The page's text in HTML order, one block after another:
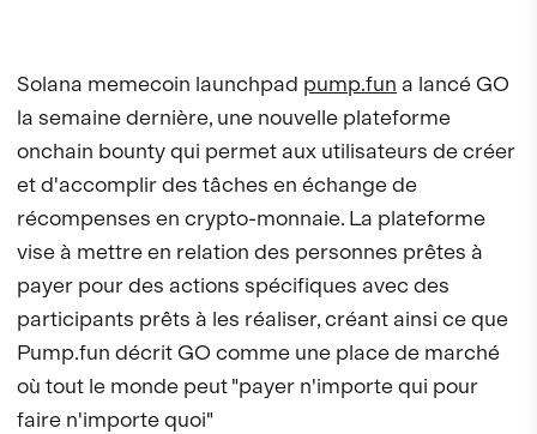
Solana memecoin launchpad pump.fun a lancé GO
la semaine dernière, une nouvelle plateforme
onchain bounty qui permet aux utilisateurs de créer
et d'accomplir des tâches en échange de
récompenses en crypto-monnaie. La plateforme
vise à mettre en relation des personnes prêtes à
payer pour des actions spécifiques avec des
participants prêts à les réaliser, créant ainsi ce que
Pump.fun décrit GO comme une place de marché
où tout le monde peut "payer n'importe qui pour
faire n'importe quoi"